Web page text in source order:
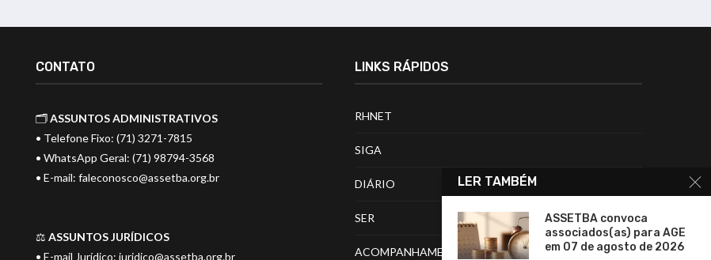
CONTATO
🗂️ASSUNTOS ADMINISTRATIVOS
• Telefone Fixo: (71) 3271-7815
• WhatsApp Geral: (71) 98794-3568
• E-mail: faleconosco@assetba.org.br
⚖️ ASSUNTOS JURÍDICOS
• E-mail Jurídico: juridico@assetba.org.br
LINKS RÁPIDOS
RHNET
SIGA
DIÁRIO
SER
ACOMPANHAMENTO DE PROCESSOS
LER TAMBÉM
ASSETBA convoca
associados(as) para AGE
em 07 de agosto de 2026